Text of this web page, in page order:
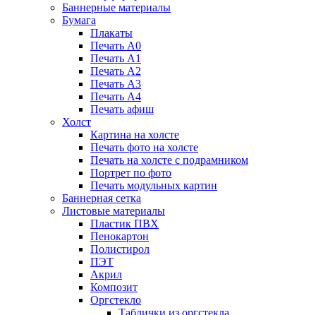
Баннерные материалы
Бумага
Плакаты
Печать А0
Печать А1
Печать А2
Печать А3
Печать А4
Печать афиш
Холст
Картина на холсте
Печать фото на холсте
Печать на холсте с подрамником
Портрет по фото
Печать модульных картин
Баннерная сетка
Листовые материалы
Пластик ПВХ
Пенокартон
Полистирол
ПЭТ
Акрил
Композит
Оргстекло
Таблички из оргстекла